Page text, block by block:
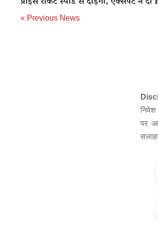
« Previous News
निवेश
पर